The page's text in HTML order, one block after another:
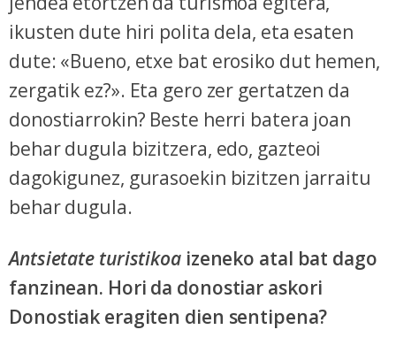
ikusten dute hiri polita dela, eta esaten
dute: «Bueno, etxe bat erosiko dut hemen,
zergatik ez?». Eta gero zer gertatzen da
donostiarrokin? Beste herri batera joan
behar dugula bizitzera, edo, gazteoi
dagokigunez, gurasoekin bizitzen jarraitu
behar dugula.
Antsietate turistikoaizeneko atal bat dago
fanzinean. Hori da donostiar askori
Donostiak eragiten dien sentipena?